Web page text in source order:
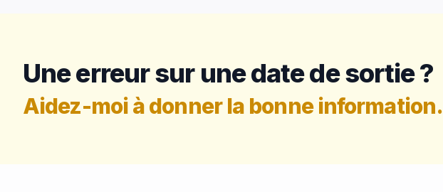
Une erreur sur une date de sortie ?
Aidez-moi à donner la bonne information.